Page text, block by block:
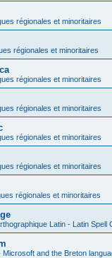
régionales et minoritaires
régionales et minoritaires
régionales et minoritaires
régionales et minoritaires
régionales et minoritaires
régionales et minoritaires
régionales et minoritaires
Latin - Latin Spell
and the Breton